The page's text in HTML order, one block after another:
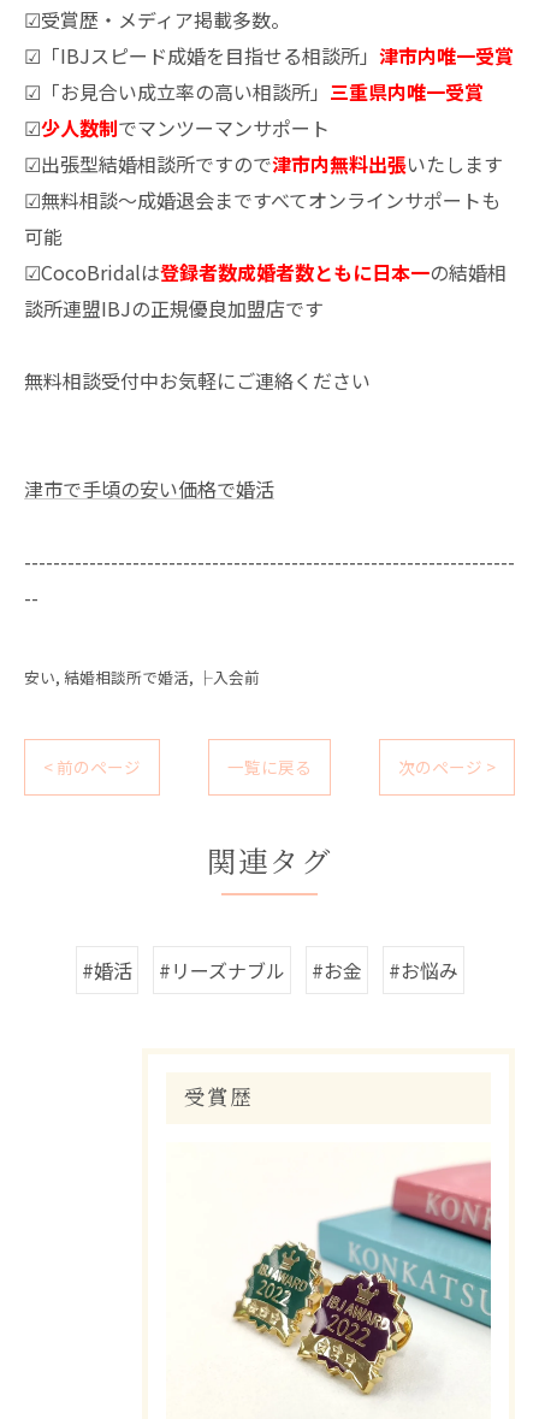
☑受賞歴・メディア掲載多数。
☑「IBJスピード成婚を目指せる相談所」 津市内唯一受賞
☑「お見合い成立率の高い相談所」 三重県内唯一受賞
☑少人数制でマンツーマンサポート
☑出張型結婚相談所ですので津市内無料出張いたします
☑無料相談～成婚退会まですべてオンラインサポートも
可能
☑CocoBridalは登録者数成婚者数ともに日本一の結婚相
談所連盟IBJの正規優良加盟店です
無料相談受付中お気軽にご連絡ください
津市で手頃の安い価格で婚活
--------------------------------------------------------------------
--
安い 結婚相談所で婚活 ├入会前
< 前のページ 一覧に戻る 次のページ >
関連タグ
#婚活 #リーズナブル #お金 #お悩み
受賞歴